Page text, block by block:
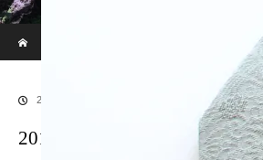
2018.01.9
20170913LR補正後100